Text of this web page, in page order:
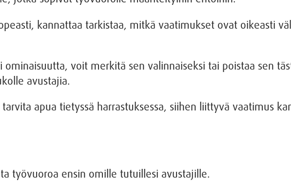
kannattaa tarkistaa, mitkä vaatimukset ovat oikeasti
voit merkitä sen valinnaiseksi tai poistaa sen
avustajia.
apua tietyssä harrastuksessa, siihen liittyvä vaatimus
työvuoroa ensin omille tutuillesi avustajille.